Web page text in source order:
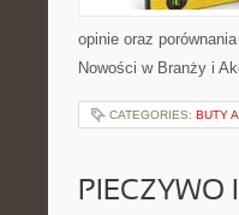
opinie oraz
Nowości w Branży i
CATEGORIES: BUTY
PIECZYWO